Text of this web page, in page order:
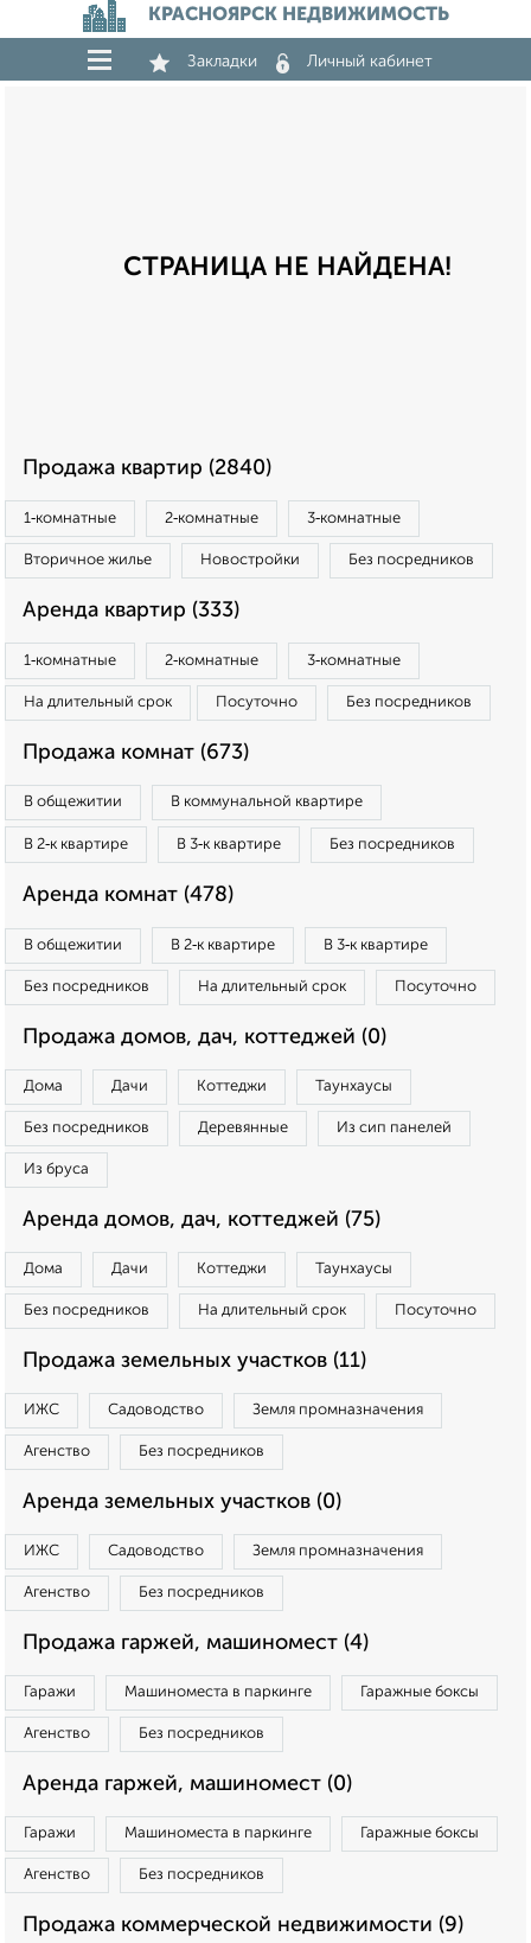
КРАСНОЯРСК НЕДВИЖИМОСТЬ
Закладки Личный кабинет
СТРАНИЦА НЕ НАЙДЕНА!
Продажа квартир (2840)
1‑комнатные 2‑комнатные 3‑комнатные
Вторичное жилье Новостройки Без посредников
Аренда квартир (333)
1‑комнатные 2‑комнатные 3‑комнатные
На длительный срок Посуточно Без посредников
Продажа комнат (673)
В общежитии В коммунальной квартире
В 2‑к квартире В 3‑к квартире Без посредников
Аренда комнат (478)
В общежитии В 2‑к квартире В 3‑к квартире
Без посредников На длительный срок Посуточно
Продажа домов, дач, коттеджей (0)
Дома Дачи Коттеджи Таунхаусы
Без посредников Деревянные Из сип панелей
Из бруса
Аренда домов, дач, коттеджей (75)
Дома Дачи Коттеджи Таунхаусы
Без посредников На длительный срок Посуточно
Продажа земельных участков (11)
ИЖС Садоводство Земля промназначения
Агенство Без посредников
Аренда земельных участков (0)
ИЖС Садоводство Земля промназначения
Агенство Без посредников
Продажа гаржей, машиномест (4)
Гаражи Машиноместа в паркинге Гаражные боксы
Агенство Без посредников
Аренда гаржей, машиномест (0)
Гаражи Машиноместа в паркинге Гаражные боксы
Агенство Без посредников
Продажа коммерческой недвижимости (9)